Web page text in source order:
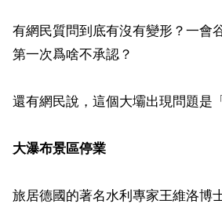
有網民質問到底有沒有變形？一會
第一次爲啥不承認？
還有網民說，這個大壩出現問題是
大瀑布景區停業
旅居德國的著名水利專家王維洛博